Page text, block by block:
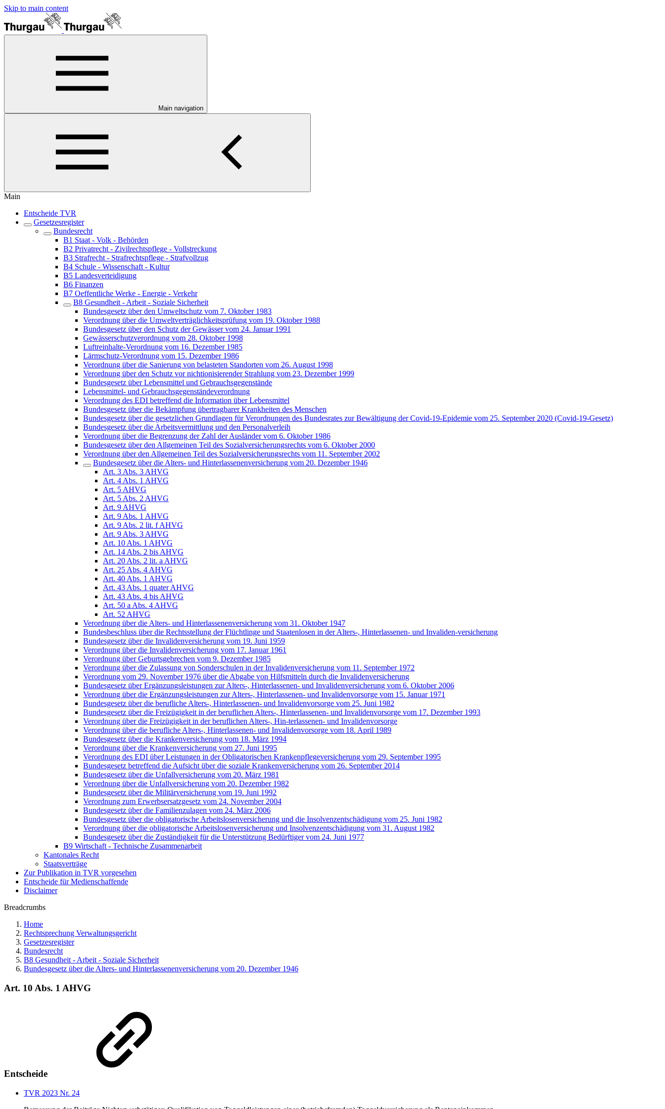
Skip to main content
Main navigation
Main
Entscheide TVR
Gesetzesregister
Bundesrecht
B1 Staat - Volk - Behörden
B2 Privatrecht - Zivilrechtspflege - Vollstreckung
B3 Strafrecht - Strafrechtspflege - Strafvollzug
B4 Schule - Wissenschaft - Kultur
B5 Landesverteidigung
B6 Finanzen
B7 Oeffentliche Werke - Energie - Verkehr
B8 Gesundheit - Arbeit - Soziale Sicherheit
Bundesgesetz über den Umweltschutz vom 7. Oktober 1983
Verordnung über die Umweltverträglichkeitsprüfung vom 19. Oktober 1988
Bundesgesetz über den Schutz der Gewässer vom 24. Januar 1991
Gewässerschutzverordnung vom 28. Oktober 1998
Luftreinhalte-Verordnung vom 16. Dezember 1985
Lärmschutz-Verordnung vom 15. Dezember 1986
Verordnung über die Sanierung von belasteten Standorten vom 26. August 1998
Verordnung über den Schutz vor nichtionisierender Strahlung vom 23. Dezember 1999
Bundesgesetz über Lebensmittel und Gebrauchsgegenstände
Lebensmittel- und Gebrauchsgegenständeverordnung
Verordnung des EDI betreffend die Information über Lebensmittel
Bundesgesetz über die Bekämpfung übertragbarer Krankheiten des Menschen
Bundesgesetz über die gesetzlichen Grundlagen für Verordnungen des Bundesrates zur Bewältigung der Covid-19-Epidemie vom 25. September 2020 (Covid-19-Gesetz)
Bundesgesetz über die Arbeitsvermittlung und den Personalverleih
Verordnung über die Begrenzung der Zahl der Ausländer vom 6. Oktober 1986
Bundesgesetz über den Allgemeinen Teil des Sozialversicherungsrechts vom 6. Oktober 2000
Verordnung über den Allgemeinen Teil des Sozialversicherungsrechts vom 11. September 2002
Bundesgesetz über die Alters- und Hinterlassenenversicherung vom 20. Dezember 1946
Art. 3 Abs. 3 AHVG
Art. 4 Abs. 1 AHVG
Art. 5 AHVG
Art. 5 Abs. 2 AHVG
Art. 9 AHVG
Art. 9 Abs. 1 AHVG
Art. 9 Abs. 2 lit. f AHVG
Art. 9 Abs. 3 AHVG
Art. 10 Abs. 1 AHVG
Art. 14 Abs. 2 bis AHVG
Art. 20 Abs. 2 lit. a AHVG
Art. 25 Abs. 4 AHVG
Art. 40 Abs. 1 AHVG
Art. 43 Abs. 1 quater AHVG
Art. 43 Abs. 4 bis AHVG
Art. 50 a Abs. 4 AHVG
Art. 52 AHVG
Verordnung über die Alters- und Hinterlassenenversicherung vom 31. Oktober 1947
Bundesbeschluss über die Rechtsstellung der Flüchtlinge und Staatenlosen in der Alters-, Hinterlassenen- und Invaliden-versicherung
Bundesgesetz über die Invalidenversicherung vom 19. Juni 1959
Verordnung über die Invalidenversicherung vom 17. Januar 1961
Verordnung über Geburtsgebrechen vom 9. Dezember 1985
Verordnung über die Zulassung von Sonderschulen in der Invalidenversicherung vom 11. September 1972
Verordnung vom 29. November 1976 über die Abgabe von Hilfsmitteln durch die Invalidenversicherung
Bundesgesetz über Ergänzungsleistungen zur Alters-, Hinterlassenen- und Invalidenversicherung vom 6. Oktober 2006
Verordnung über die Ergänzungsleistungen zur Alters-, Hinterlassenen- und Invalidenvorsorge vom 15. Januar 1971
Bundesgesetz über die berufliche Alters-, Hinterlassenen- und Invalidenvorsorge vom 25. Juni 1982
Bundesgesetz über die Freizügigkeit in der beruflichen Alters-, Hinterlassenen- und Invalidenvorsorge vom 17. Dezember 1993
Verordnung über die Freizügigkeit in der beruflichen Alters-, Hin-terlassenen- und Invalidenvorsorge
Verordnung über die berufliche Alters-, Hinterlassenen- und Invalidenvorsorge vom 18. April 1989
Bundesgesetz über die Krankenversicherung vom 18. März 1994
Verordnung über die Krankenversicherung vom 27. Juni 1995
Verordnung des EDI über Leistungen in der Obligatorischen Krankenpflegeversicherung vom 29. September 1995
Bundesgesetz betreffend die Aufsicht über die soziale Krankenversicherung vom 26. September 2014
Bundesgesetz über die Unfallversicherung vom 20. März 1981
Verordnung über die Unfallversicherung vom 20. Dezember 1982
Bundesgesetz über die Militärversicherung vom 19. Juni 1992
Verordnung zum Erwerbsersatzgesetz vom 24. November 2004
Bundesgesetz über die Familienzulagen vom 24. März 2006
Bundesgesetz über die obligatorische Arbeitslosenversicherung und die Insolvenzentschädigung vom 25. Juni 1982
Verordnung über die obligatorische Arbeitslosenversicherung und Insolvenzentschädigung vom 31. August 1982
Bundesgesetz über die Zuständigkeit für die Unterstützung Bedürftiger vom 24. Juni 1977
B9 Wirtschaft - Technische Zusammenarbeit
Kantonales Recht
Staatsverträge
Zur Publikation in TVR vorgesehen
Entscheide für Medienschaffende
Disclaimer
Breadcrumbs
Home
Rechtsprechung Verwaltungsgericht
Gesetzesregister
Bundesrecht
B8 Gesundheit - Arbeit - Soziale Sicherheit
Bundesgesetz über die Alters- und Hinterlassenenversicherung vom 20. Dezember 1946
Art. 10 Abs. 1 AHVG
Entscheide
TVR 2023 Nr. 24